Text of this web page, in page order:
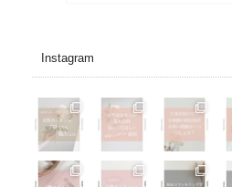
Instagram